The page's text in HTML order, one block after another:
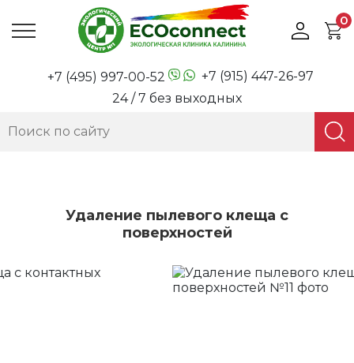
0
+7 (495) 997-00-52
+7 (915) 447-26-97
24 / 7 без выходных
Удаление пылевого клеща с
поверхностей